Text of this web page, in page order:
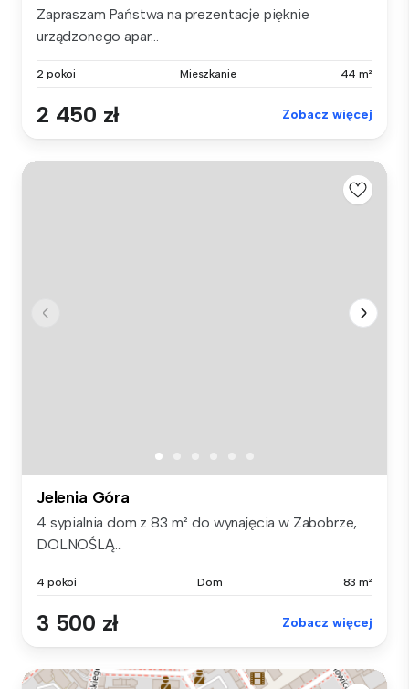
Zapraszam Państwa na prezentacje pięknie
urządzonego apar...
2 pokoi Mieszkanie 44 m²
2 450 zł Zobacz więcej
Jelenia Góra
4 sypialnia dom z 83 m² do wynajęcia w Zabobrze,
DOLNOŚLĄ...
4 pokoi Dom 83 m²
3 500 zł Zobacz więcej